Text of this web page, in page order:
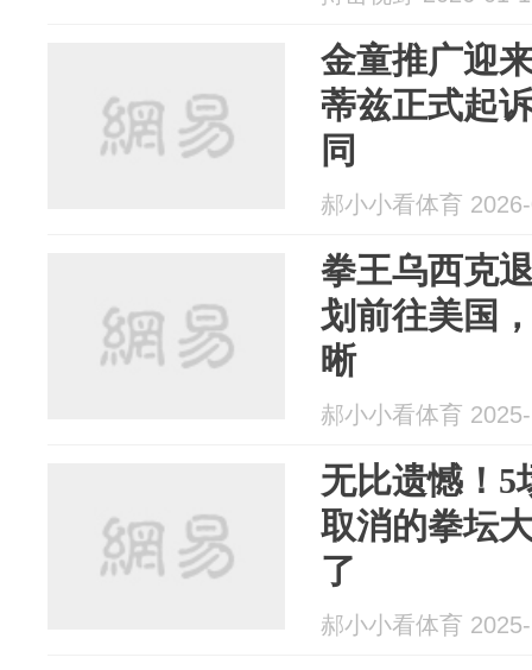
金童推广迎
蒂兹正式起
同
郝小小看体育
拳王乌西克
划前往美国
晰
郝小小看体育
无比遗憾！5
取消的拳坛
了
郝小小看体育